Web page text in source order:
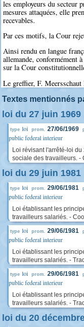
les employeurs du secteur
mesures attaquées, elle
recevables.
Par ces motifs, la Cour
Ainsi rendu en langue
allemande, conformément
sur la Cour
Le greffier, F.
Textes mentionnés
loi du 27 juin 1969
type loi prom. 27/06/1969
public federal interieur
Loi révisant l'arrêté-loi
sociale des travailleurs. -
loi du 29 juin 1981
type loi prom. 29/06/1981
public federal interieur
Loi établissant les
travailleurs salariés. -
type loi prom. 29/06/1981
public federal interieur
Loi établissant les
travailleurs salariés. -
type loi prom. 29/06/1981
public federal interieur
Loi établissant les
travailleurs salariés. -
loi du 20